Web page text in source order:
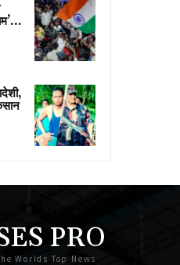
PRO
Worlds Top News